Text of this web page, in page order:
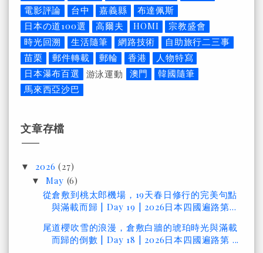
電影評論
台中 嘉義縣
布達佩斯
日本の道100選
高爾夫 HOMI
宗教盛會
時光回溯
生活隨筆 網路技術
自助旅行二三事
苗栗
郵件轉載 郵輪 香港
人物特寫
日本瀑布百選
游泳運動 澳門
韓國隨筆
馬來西亞沙巴
文章存檔
▼ 2026(27)
▼May (6)
從倉敷到桃太郎機場，19天春日修行的完美句點
與滿載而歸 | Day 19 | 2026日本四國遍路第...
尾道櫻吹雪的浪漫，倉敷白牆的琥珀時光與滿載
而歸的倒數 | Day 18 | 2026日本四國遍路第 ...